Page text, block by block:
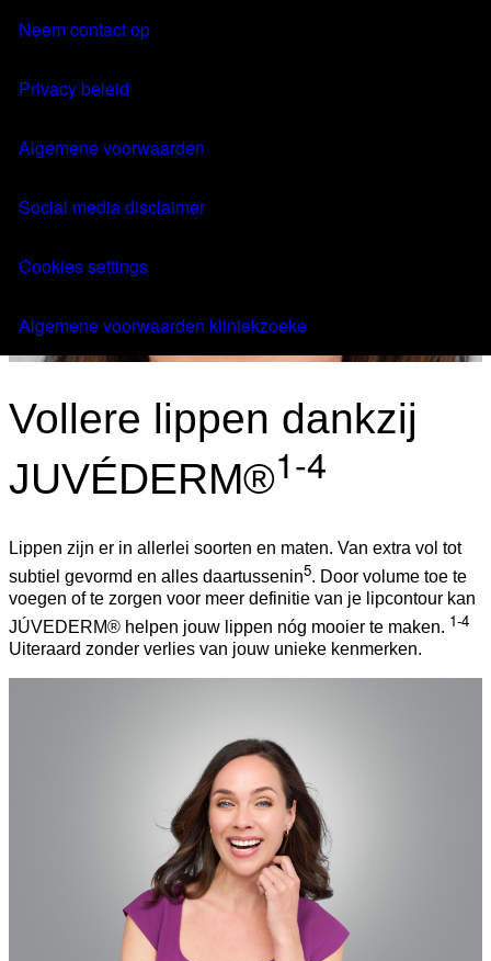
FAQ
Vind je kliniek
Aantrekkelijke
Vollere lippen dankzij
JUVÉDERM®1-4
Lippen zijn er in allerlei soorten en maten. Van extra vol tot
subtiel gevormd en alles daartussenin5. Door volume toe te
voegen of te zorgen voor meer definitie van je lipcontour kan
JÚVEDERM® helpen jouw lippen nóg mooier te maken. 1-4
Uiteraard zonder verlies van jouw unieke kenmerken.
Neem contact op
Privacy beleid
Algemene voorwaarden
Social media disclaimer
Cookies settings
Algemene voorwaarden kliniekzoeke